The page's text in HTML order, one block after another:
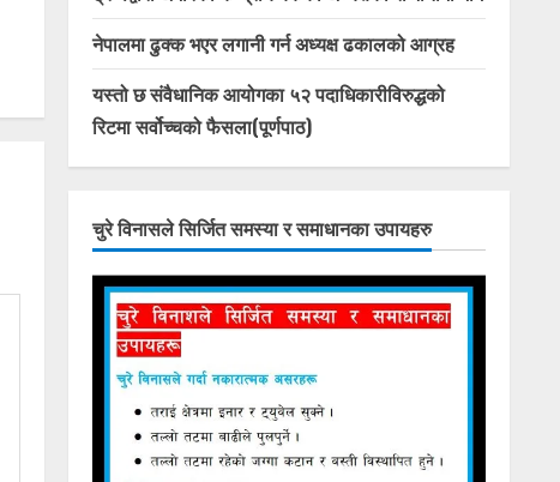
नेपालमा ढुक्क भएर लगानी गर्न अध्यक्ष ढकालको आग्रह
यस्तो छ संवैधानिक आयोगका ५२ पदाधिकारीविरुद्धको
रिटमा सर्वोच्चको फैसला(पूर्णपाठ)
चुरे विनासले सिर्जित समस्या र समाधानका उपायहरु